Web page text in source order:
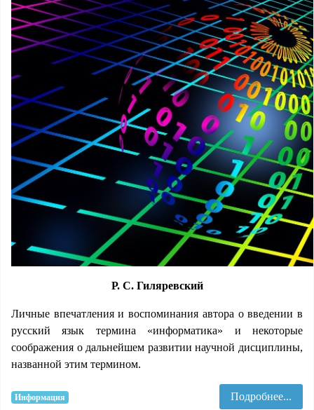
Р. С. Гиляревский
Личные впечатления и воспоминания автора о введении в
русский язык термина «информатика» и некоторые
соображения о дальнейшем развитии научной дисциплины,
названной этим термином.
Информация Подробнее...